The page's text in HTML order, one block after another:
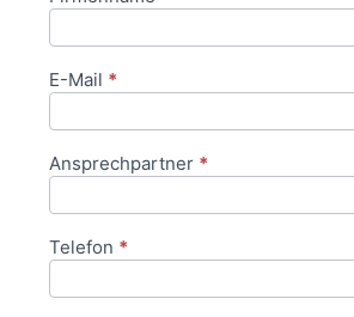
E-Mail *
Ansprechpartner *
Telefon *